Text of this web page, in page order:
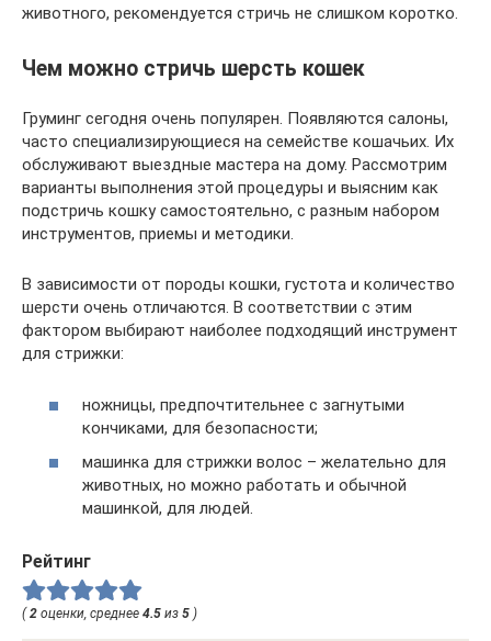
животного, рекомендуется стричь не слишком коротко.
Чем можно стричь шерсть кошек
Груминг сегодня очень популярен. Появляются салоны,
часто специализирующиеся на семействе кошачьих. Их
обслуживают выездные мастера на дому. Рассмотрим
варианты выполнения этой процедуры и выясним как
подстричь кошку самостоятельно, с разным набором
инструментов, приемы и методики.
В зависимости от породы кошки, густота и количество
шерсти очень отличаются. В соответствии с этим
фактором выбирают наиболее подходящий инструмент
для стрижки:
ножницы, предпочтительнее с загнутыми
кончиками, для безопасности;
машинка для стрижки волос – желательно для
животных, но можно работать и обычной
машинкой, для людей.
Рейтинг
(2 оценки, среднее 4.5 из 5 )